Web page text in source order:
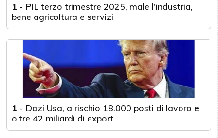
1 - PIL terzo trimestre 2025, male l'industria,
bene agricoltura e servizi
1 - Dazi Usa, a rischio 18.000 posti di lavoro e
oltre 42 miliardi di export